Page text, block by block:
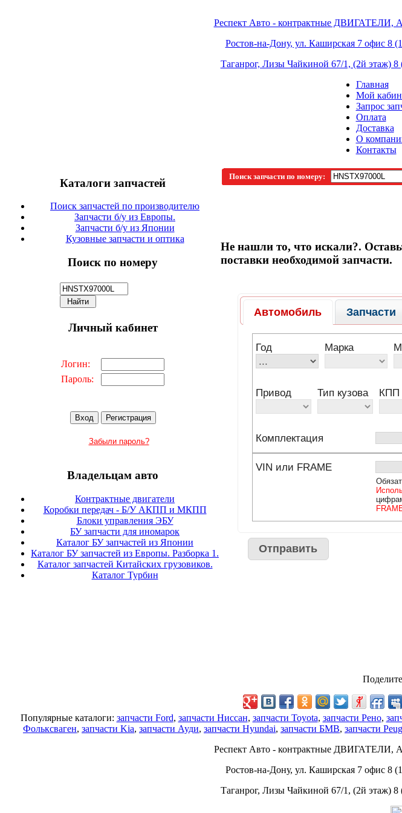
Респект Авто - контрактные ДВИГАТЕЛИ,
Ростов-на-Дону, ул. Каширская 7 офис 8
Таганрог, Лизы Чайкиной 67/1, (2й этаж)
Главная
Мой
Запрос
Оплата
Доставка
О
Контакты
Каталоги запчастей
Поиск запчастей по производителю
Запчасти б/у из Европы.
Запчасти б/у из Японии
Кузовные запчасти и оптика
Поиск по номеру
Личный кабинет
Логин:
Пароль:
Забыли пароль?
Владельцам авто
Контрактные двигатели
Коробки передач - Б/У АКПП и МКПП
Блоки управления ЭБУ
БУ запчасти для иномарок
Каталог БУ запчастей из Японии
Каталог БУ запчастей из Европы. Разборка 1.
Каталог запчастей Китайских грузовиков.
Каталог Турбин
Поиск запчасти по номеру:
Не нашли то, что искали?.
поставки необходимой запчасти.
Популярные каталоги: запчасти Ford, запчасти Ниссан, запчасти Toyota, запчасти Рено,
Фольксваген, запчасти Kia, запчасти Ауди, запчасти Hyundai, запчасти БМВ, запчасти
Респект Авто - контрактные ДВИГАТЕЛИ,
Ростов-на-Дону, ул. Каширская 7 офис 8
Таганрог, Лизы Чайкиной 67/1, (2й этаж)